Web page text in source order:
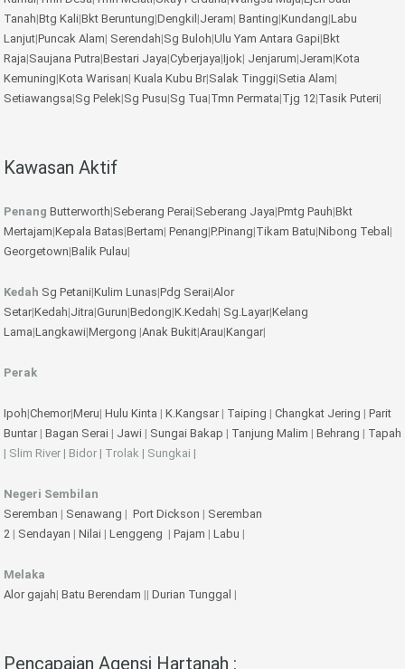
Tanah|Btg Kali|Bkt Beruntung|Dengkil |Jeram| Banting|Kundang|Labu
Lanjut|Puncak Alam| Serendah|Sg Buloh|Ulu Yam Antara Gapi|Bkt
Raja|Saujana Putra|Bestari Jaya|Cyberjaya|Ijok| Jenjarum|Jeram|Kota
Kemuning|Kota Warisan| Kuala Kubu Br|Salak Tinggi|Setia Alam|
Setiawangsa|Sg Pelek|Sg Pusu|Sg Tua|Tmn Permata|Tjg 12|Tasik Puteri|
Kawasan Aktif
Penang Butterworth|Seberang Perai|Seberang Jaya|Pmtg Pauh|Bkt
Mertajam|Kepala Batas|Bertam| Penang|P.Pinang|Tikam Batu|Nibong Tebal |
Georgetown|Balik Pulau|
Kedah Sg Petani|Kulim Lunas|Pdg Serai|Alor
Setar|Kedah|Jitra|Gurun|Bedong|K.Kedah| Sg.Layar|Kelang
Lama|Langkawi|Mergong |Anak Bukit|Arau|Kangar|
Perak
Ipoh|Chemor|Meru| Hulu Kinta | K.Kangsar| Taiping | Changkat Jering | Parit
Buntar| Bagan Serai | Jawi | Sungai Bakap | Tanjung Malim | Behrang | Tapah
| Slim River | Bidor | Trolak | Sungkai |
Negeri Sembilan
Seremban | Senawang | Port Dickson | Seremban
2 | Sendayan | Nilai | Lenggeng | Pajam | Labu |
Melaka
Alor gajah| Batu Berendam || Durian Tunggal |
Pencapaian Agensi Hartanah :